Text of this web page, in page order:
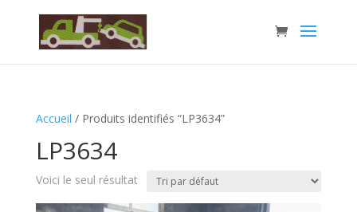
Accueil / Produits identifiés “LP3634”
LP3634
Voici le seul résultat